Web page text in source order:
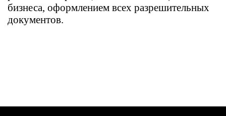
бизнеса, оформлением всех разрешительных
документов.